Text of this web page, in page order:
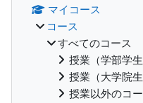
マイコース
コース
すべてのコース
授業（学部学生
授業（大学院生
授業以外のコ